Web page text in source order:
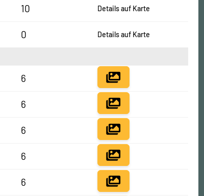
10 Details auf Karte
0 Details auf Karte
6
6
6
6
6